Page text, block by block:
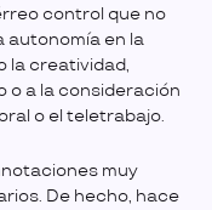
control que no
autonomía en la
la creatividad,
o a la consideración
o el teletrabajo.
muy
De hecho, hace